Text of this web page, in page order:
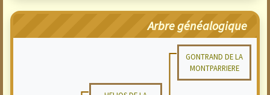
Arbre généalogique
GONTRAND DE LA
MONTPARRIERE